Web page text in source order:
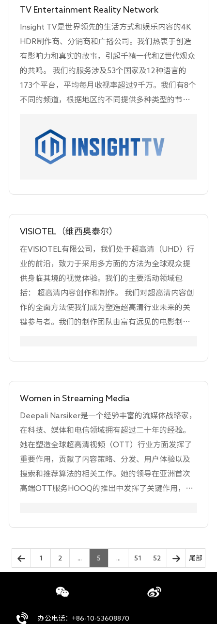
TV Entertainment Reality Network
Insight TV是世界领先的生活方式和娱乐内容的4K
HDR制作商、分销商和广播公司。我们热衷于创造
有影响力和真实的故事，引起千禧一代和Z世代观众
的共鸣。 我们的服务涉及53个国家及12种语言的
173个平台，平均每月收视率超过9千万。我们有8个
不同的频道，根据地区的不同提供多种类型的节
物、科学、动作片、体育、短形式等。
VISIOTEL（维西奥泰尔）
在VISIOTEL有限公司，我们处于超高清（UHD）行
业的前沿，致力于采用多方面的方法为全球观众提
供身临其境的视觉体验。我们的主要活动领域包
括： 超高清内容创作和制作。 我们对超高清内容创
作的全面方法使我们成为塑造超高清行业未来的关
键参与者。我们的制作团队由富有远见的电影制作
兴有机会与UWA合作，进一步推进超高清生态系
统。
Women in Streaming Media
Deepali Narsiker是一个经验丰富的流媒体战略家，
在科技、媒体和电信领域拥有超过二十年的经验。
她在塑造全球超高清视频（OTT）行业方面发挥了
重要作用，贡献了内容策略、分发、用户体验以及
搜索和推荐算法的相关工作。她的领导在亚洲首次
高端OTT服务HOOQ的推出中发挥了关键作用，这
球合作伙伴关系，并在快速发展的行业中执行创新
术领域的发展，担任流媒体女性组织的合作关系负
权意识，鼓励男性领导者支持性别平等，并加强流
1 2 5 51 52 尾部
办公电话：+86-10-53608870